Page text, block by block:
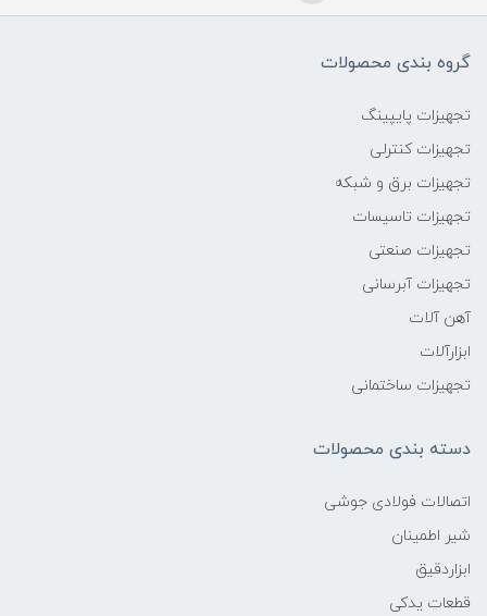
گروه بندی محصولات
تجهیزات پایپینگ
تجهیزات کنترلی
تجهیزات برق و شبکه
تجهیزات تاسیسات
تجهیزات صنعتی
تجهیزات آبرسانی
آهن آلات
ابزارآلات
تجهیزات ساختمانی
دسته بندی محصولات
اتصالات فولادی جوشی
شیر اطمینان
ابزاردقیق
قطعات یدکی